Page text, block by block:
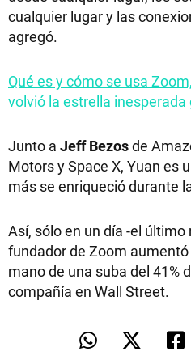
cualquier lugar y las
agregó.
Qué es y cómo se usa
volvió la estrella
Junto a Jeff Bezosde
Motors y Space X, Yuan es
más se enriqueció durante
Así, sólo en un día -el
fundador de Zoom
mano de una suba del 41%
compañía en Wall Street.